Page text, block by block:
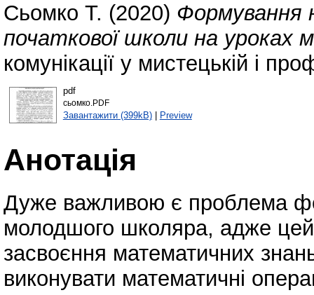
Сьомко Т. (2020) Формування
початкової школи на урокaх
комунікації у мистецькій і
pdf
сьомко.PDF
Завантажити (399kB)| Preview
Анотація
Дуже важливою є проблема
молодшого школяра, адже
засвоєння математичних
виконувати математичні